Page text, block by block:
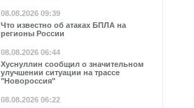
08.08.2026 09:39
Что известно об атаках БПЛА на
регионы России
08.08.2026 06:44
Хуснуллин сообщил о значительном
улучшении ситуации на трассе
"Новороссия"
08.08.2026 06:22